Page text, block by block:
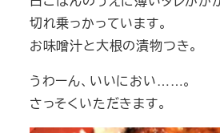
切れ乗っかっています。
お味噌汁と大根の漬物つき。
うわーん、いいにおい……。
さっそくいただきます。